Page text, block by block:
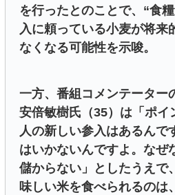
を行ったとのことで、“食
入に頼っている小麦が将来
なくなる可能性を示唆。
一方、番組コメンテーター
安倍敏樹氏（35）は「ポイ
人の新しい参入はあるんで
はいかないんですよ。なぜ
儲からない」としたうえで
味しい米を食べられるのは